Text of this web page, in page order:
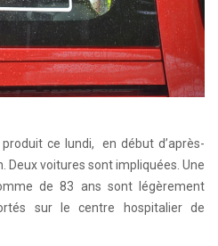
ce lundi, en début d’après-
Deux voitures sont impliquées. Une
de 83 ans sont légèrement
sur le centre hospitalier de